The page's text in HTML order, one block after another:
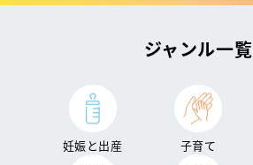
ジャンル一覧
妊娠と出産 子育て